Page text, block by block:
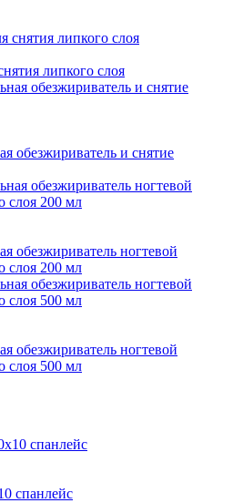
липкого слоя
обезжириватель и снятие
обезжириватель ногтевой
слоя 200 мл
обезжириватель ногтевой
слоя 500 мл
спанлейс